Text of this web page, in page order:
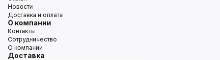
Новости
Доставка и оплата
О компании
Контакты
Сотрудничество
О компании
Доставка